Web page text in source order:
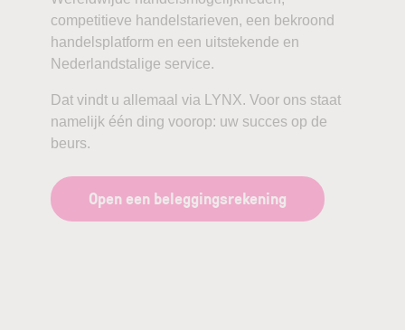
competitieve handelstarieven, een bekroond
handelsplatform en een uitstekende en
Nederlandstalige service.
Dat vindt u allemaal via LYNX. Voor ons staat
namelijk één ding voorop: uw succes op de
beurs.
Open een beleggingsrekening